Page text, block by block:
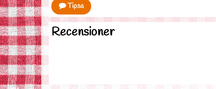
Tipsa
Recensioner